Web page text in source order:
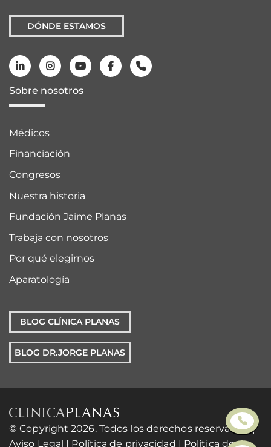
DÓNDE ESTAMOS
Sobre nosotros
Médicos
Financiación
Congresos
Nuestra historia
Fundación Jaime Planas
Trabaja con nosotros
Por qué elegirnos
Aparatología
BLOG CLÍNICA PLANAS
BLOG DR.JORGE PLANAS
© Copyright 2026. Todos los derechos reservados. |
Aviso Legal | Política de privacidad | Política de